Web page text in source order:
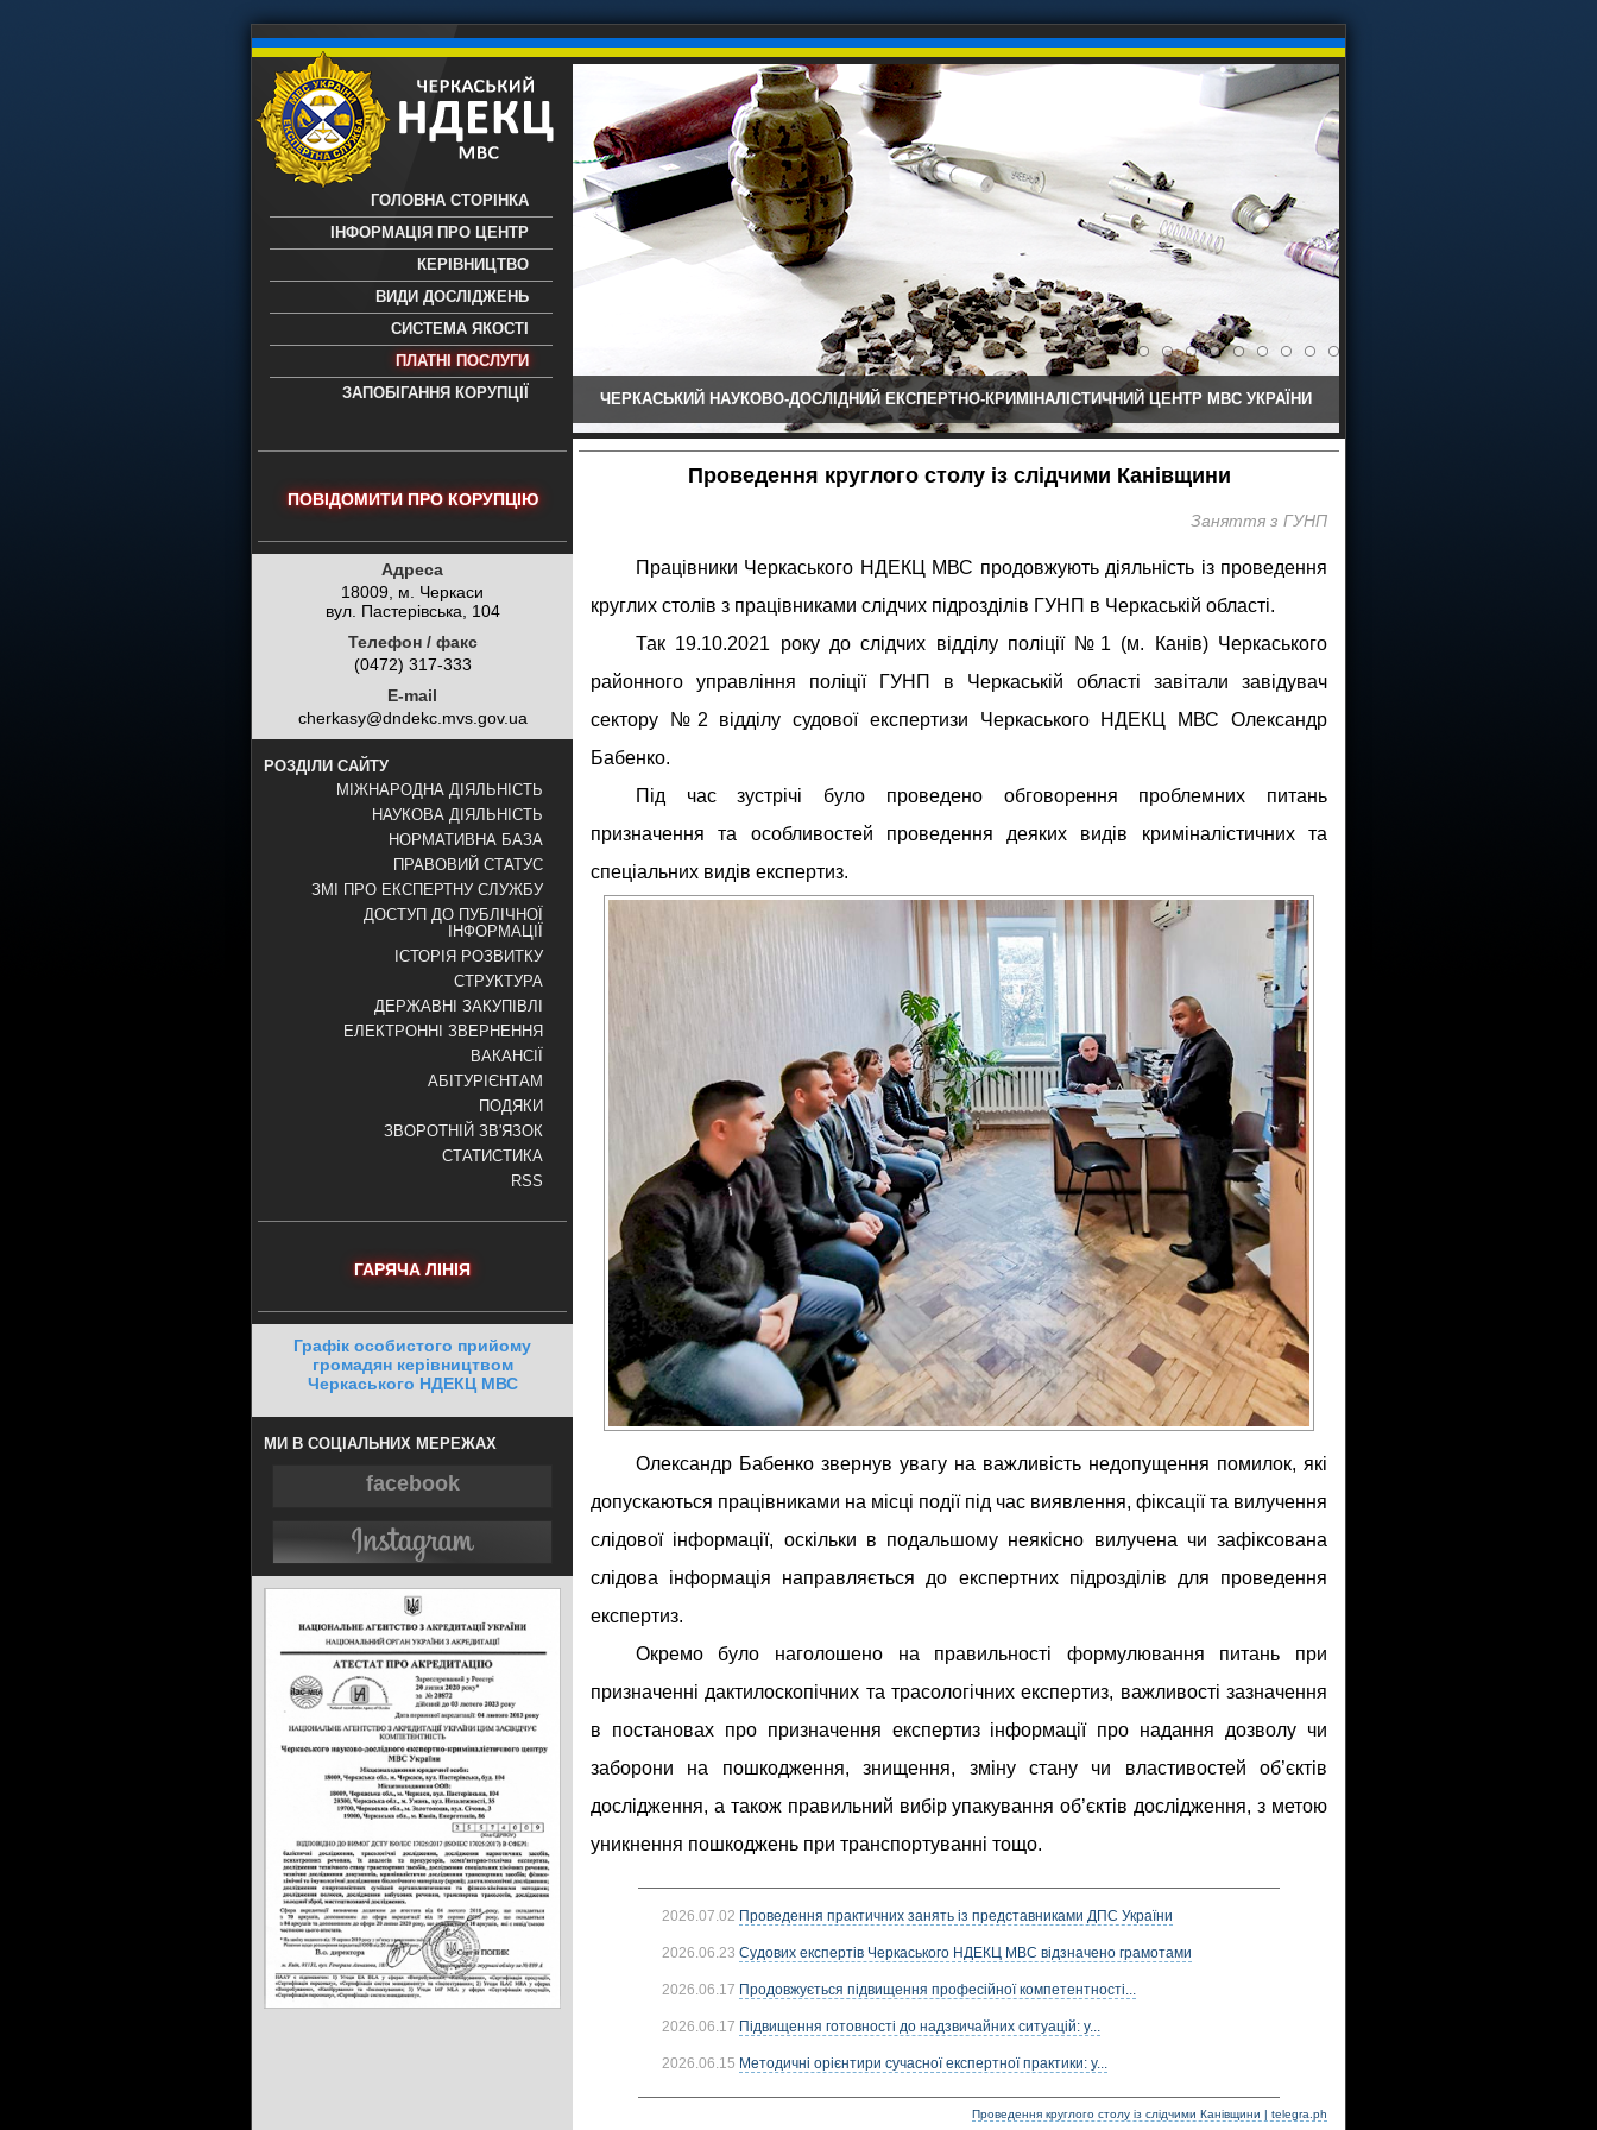
науково-дослідний експертно-
- проведення всих видів судових
експертиз
ГОЛОВНА СТОРІНКА
ІНФОРМАЦІЯ ПРО ЦЕНТР
КЕРІВНИЦТВО
ВИДИ ДОСЛІДЖЕНЬ
СИСТЕМА ЯКОСТІ
ПЛАТНІ ПОСЛУГИ
ЗАПОБІГАННЯ КОРУПЦІЇ
ЧЕРКАСЬКИЙ НАУКОВО-ДОСЛІДНИЙ ЕКСПЕРТНО-КРИМІНАЛІСТИЧНИЙ ЦЕНТР МВС УКРАЇНИ
ПОВІДОМИТИ ПРО КОРУПЦІЮ
Адреса
18009, м. Черкаси
вул. Пастерівська, 104
Телефон / факс
(0472) 317-333
E-mail
cherkasy@dndekc.mvs.gov.ua
РОЗДІЛИ САЙТУ
МІЖНАРОДНА ДІЯЛЬНІСТЬ
НАУКОВА ДІЯЛЬНІСТЬ
НОРМАТИВНА БАЗА
ПРАВОВИЙ СТАТУС
ЗМІ ПРО ЕКСПЕРТНУ СЛУЖБУ
ДОСТУП ДО ПУБЛІЧНОЇ
ІНФОРМАЦІЇ
ІСТОРІЯ РОЗВИТКУ
СТРУКТУРА
ДЕРЖАВНІ ЗАКУПІВЛІ
ЕЛЕКТРОННІ ЗВЕРНЕННЯ
ВАКАНСІЇ
АБІТУРІЄНТАМ
ПОДЯКИ
ЗВОРОТНІЙ ЗВ'ЯЗОК
СТАТИСТИКА
RSS
ГАРЯЧА ЛІНІЯ
Графік особистого прийому
громадян керівництвом
Черкаського НДЕКЦ МВС
МИ В СОЦІАЛЬНИХ МЕРЕЖАХ
facebook
Проведення круглого столу із слідчими Канівщини
Заняття з ГУНП
Працівники Черкаського НДЕКЦ МВС продовжують діяльність із проведення
круглих столів з працівниками слідчих підрозділів ГУНП в Черкаській області.
Так 19.10.2021 року до слідчих відділу поліції №1 (м. Канів) Черкаського
районного управління поліції ГУНП в Черкаській області завітали завідувач
сектору №2 відділу судової експертизи Черкаського НДЕКЦ МВС Олександр
Бабенко.
Під час зустрічі було проведено обговорення проблемних питань
призначення та особливостей проведення деяких видів криміналістичних та
спеціальних видів експертиз.
Олександр Бабенко звернув увагу на важливість недопущення помилок, які
допускаються працівниками на місці події під час виявлення, фіксації та вилучення
слідової інформації, оскільки в подальшому неякісно вилучена чи зафіксована
слідова інформація направляється до експертних підрозділів для проведення
експертиз.
Окремо було наголошено на правильності формулювання питань при
призначенні дактилоскопічних та трасологічних експертиз, важливості зазначення
в постановах про призначення експертиз інформації про надання дозволу чи
заборони на пошкодження, знищення, зміну стану чи властивостей об’єктів
дослідження, а також правильний вибір упакування об’єктів дослідження, з метою
уникнення пошкоджень при транспортуванні тощо.
2026.07.02 Проведення практичних занять із представниками ДПС України
2026.06.23 Судових експертів Черкаського НДЕКЦ МВС відзначено грамотами
2026.06.17 Продовжується підвищення професійної компетентності...
2026.06.17 Підвищення готовності до надзвичайних ситуацій: у...
2026.06.15 Методичні орієнтири сучасної експертної практики: у...
Проведення круглого столу із слідчими Канівщини | telegra.ph